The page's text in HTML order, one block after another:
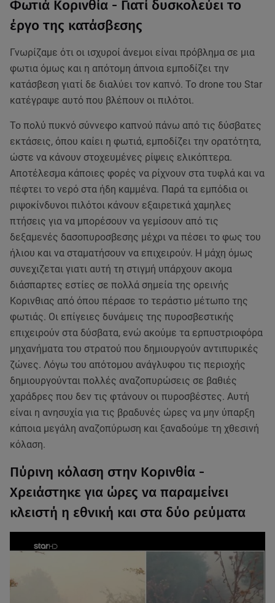
Φωτιά Κορινθία - Γιατί δυσκολεύει το
έργο της κατάσβεσης
Γνωρίζαμε ότι οι ισχυροί άνεμοι είναι πρόβλημα σε μια
φωτια όμως και η απότομη άπνοια εμποδίζει την
κατάσβεση γιατί δε διαλύει τον καπνό. Το drone του Star
κατέγραψε αυτό που βλέπουν οι πιλότοι.
Το πολύ πυκνό σύννεφο καπνού πάνω από τις δύσβατες
εκτάσεις, όπου καίει η φωτιά, εμποδίζει την ορατότητα,
ώστε να κάνουν στοχευμένες ρίψεις ελικόπτερα.
Αποτέλεσμα κάποιες φορές να ρίχνουν στα τυφλά και να
πέφτει το νερό στα ήδη καμμένα. Παρά τα εμπόδια οι
ριψοκίνδυνοι πιλότοι κάνουν εξαιρετικά χαμηλες
πτήσεις για να μπορέσουν να γεμίσουν από τις
δεξαμενές δασοπυροσβεσης μέχρι να πέσει το φως του
ήλιου και να σταματήσουν να επιχειρούν. Η μάχη όμως
συνεχιζεται γιατι αυτή τη στιγμή υπάρχουν ακομα
διάσπαρτες εστίες σε πολλά σημεία της ορεινής
Κορινθιας από όπου πέρασε το τεράστιο μέτωπο της
φωτιάς. Οι επίγειες δυνάμεις της πυροσβεστικής
επιχειρούν στα δύσβατα, ενώ ακούμε τα ερπυστριοφόρα
μηχανήματα του στρατού που δημιουργούν αντιπυρικές
ζώνες. Λόγω του απότομου ανάγλυφου τις περιοχής
δημιουργούνται πολλές αναζοπυρώσεις σε βαθιές
χαράδρες που δεν τις φτάνουν οι πυροσβέστες. Αυτή
είναι η ανησυχία για τις βραδυνές ώρες να μην ύπαρξη
κάποια μεγάλη αναζοπύρωση και ξαναδούμε τη χθεσινή
κόλαση.
Πύρινη κόλαση στην Κορινθία -
Χρειάστηκε για ώρες να παραμείνει
κλειστή η εθνική και στα δύο ρεύματα